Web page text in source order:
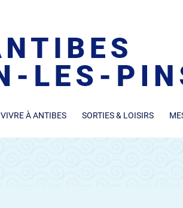
VIVRE À ANTIBES SORTIES & LOISIRS